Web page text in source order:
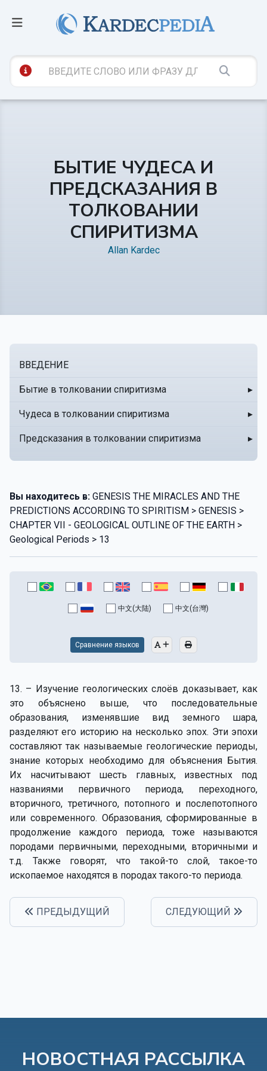
БЫТИЕ ЧУДЕСА И
ПРЕДСКАЗАНИЯ В
ТОЛКОВАНИИ
СПИРИТИЗМА
Allan Kardec
ВВЕДЕНИЕ
Бытие в толковании спиритизма ▸
Чудеса в толковании спиритизма ▸
Предсказания в толковании спиритизма ▸
Вы находитесь в: GENESIS THE MIRACLES AND THE
PREDICTIONS ACCORDING TO SPIRITISM > GENESIS >
CHAPTER VII - GEOLOGICAL OUTLINE OF THE EARTH >
Geological Periods > 13
中文(大陆) 中文(台灣)
Сравнение языков
13. – Изучение геологических слоёв доказывает, как
это объяснено выше, что последовательные
образования, изменявшие вид земного шара,
разделяют его историю на несколько эпох. Эти эпохи
составляют так называемые геологические периоды,
знание которых необходимо для объяснения Бытия.
Их насчитывают шесть главных, известных под
названиями первичного периода, переходного,
вторичного, третичного, потопного и послепотопного
или современного. Образования, сформированные в
продолжение каждого периода, тоже называются
породами первичными, переходными, вторичными и
т.д. Также говорят, что такой-то слой, такое-то
ископаемое находятся в породах такого-то периода.
ПРЕДЫДУЩИЙ СЛЕДУЮЩИЙ
НОВОСТНАЯ РАССЫЛКА